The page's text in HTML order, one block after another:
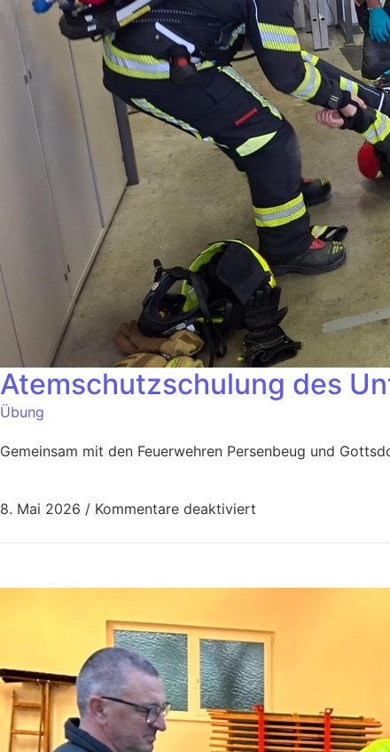
Atemschutzschulung des
Übung
Gemeinsam mit den Feuerwehren Persenbeug und
8. Mai 2026 / Kommentare deaktiviert